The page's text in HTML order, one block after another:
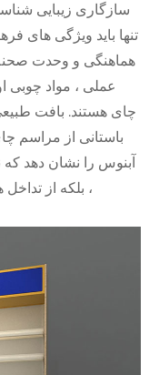
سازگاری زیبایی
تنها باید ویژگی های
هماهنگی و وحدت صحنه
عملی ، مواد چوبی
چای هستند. بافت
باستانی از مراسم
آبنوس را نشان دهد که
، بلکه از